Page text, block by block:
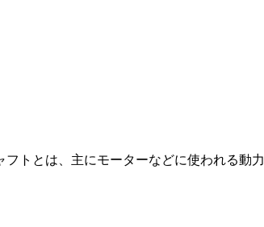
トとは、主にモーターなどに使われる動